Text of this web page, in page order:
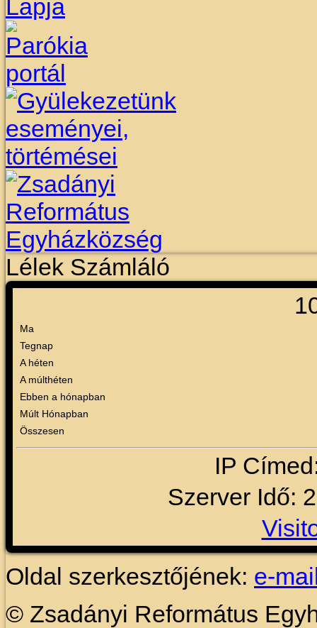
Lélek Számláló
1
Ma
Tegnap
A héten
A múlthéten
Ebben a hónapban
Múlt Hónapban
Összesen
IP
Szerver Idő:
Oldal szerkesztőjének: e-
© Zsadányi Református